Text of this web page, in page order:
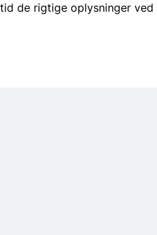
de rigtige oplysninger ved